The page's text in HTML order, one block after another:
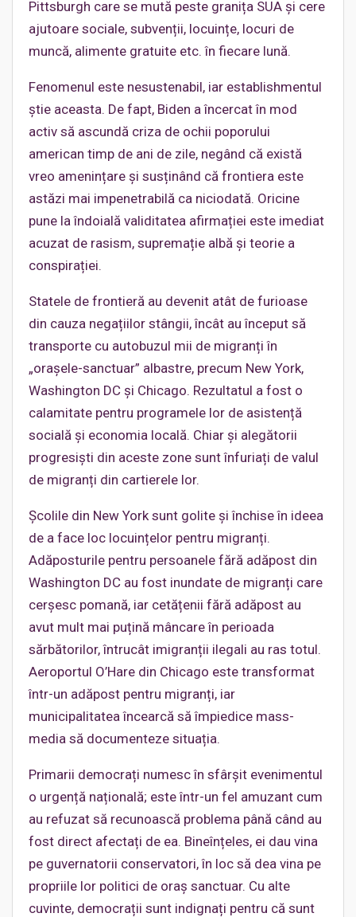
Pittsburgh care se mută peste granița SUA și cere
ajutoare sociale, subvenții, locuințe, locuri de
muncă, alimente gratuite etc. în fiecare lună.
Fenomenul este nesustenabil, iar establishmentul
știe aceasta. De fapt, Biden a încercat în mod
activ să ascundă criza de ochii poporului
american timp de ani de zile, negând că există
vreo amenințare și susținând că frontiera este
astăzi mai impenetrabilă ca niciodată. Oricine
pune la îndoială validitatea afirmației este imediat
acuzat de rasism, supremație albă și teorie a
conspirației.
Statele de frontieră au devenit atât de furioase
din cauza negațiilor stângii, încât au început să
transporte cu autobuzul mii de migranți în
„orașele-sanctuar” albastre, precum New York,
Washington DC și Chicago. Rezultatul a fost o
calamitate pentru programele lor de asistență
socială și economia locală. Chiar și alegătorii
progresiști din aceste zone sunt înfuriați de valul
de migranți din cartierele lor.
Școlile din New York sunt golite și închise în ideea
de a face loc locuințelor pentru migranți.
Adăposturile pentru persoanele fără adăpost din
Washington DC au fost inundate de migranți care
cerșesc pomană, iar cetățenii fără adăpost au
avut mult mai puțină mâncare în perioada
sărbătorilor, întrucât imigranții ilegali au ras totul.
Aeroportul O’Hare din Chicago este transformat
într-un adăpost pentru migranți, iar
municipalitatea încearcă să împiedice mass-
media să documenteze situația.
Primarii democrați numesc în sfârșit evenimentul
o urgență națională; este într-un fel amuzant cum
au refuzat să recunoască problema până când au
fost direct afectați de ea. Bineînțeles, ei dau vina
pe guvernatorii conservatori, în loc să dea vina pe
propriile lor politici de oraș sanctuar. Cu alte
cuvinte, democrații sunt indignați pentru că sunt